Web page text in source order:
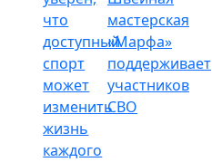
что
доступный
спорт
может
изменить
жизнь
каждого
мастерская
«Марфа»
поддерживает
участников
СВО